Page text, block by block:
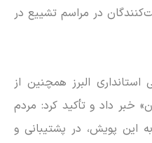
در مراسم تشییع در
البرز همچنین از
خبر داد و تأکید کرد: مردم
به این پویش، در پشتیبانی و